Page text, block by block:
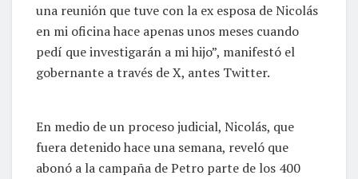
una reunión que tuve con la ex esposa de Nicolás
en mi oficina hace apenas unos meses cuando
pedí que investigarán a mi hijo”, manifestó el
gobernante a través de X, antes Twitter.
En medio de un proceso judicial, Nicolás, que
fuera detenido hace una semana, reveló que
abonó a la campaña de Petro parte de los 400